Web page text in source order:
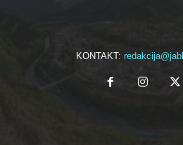
KONTAKT: